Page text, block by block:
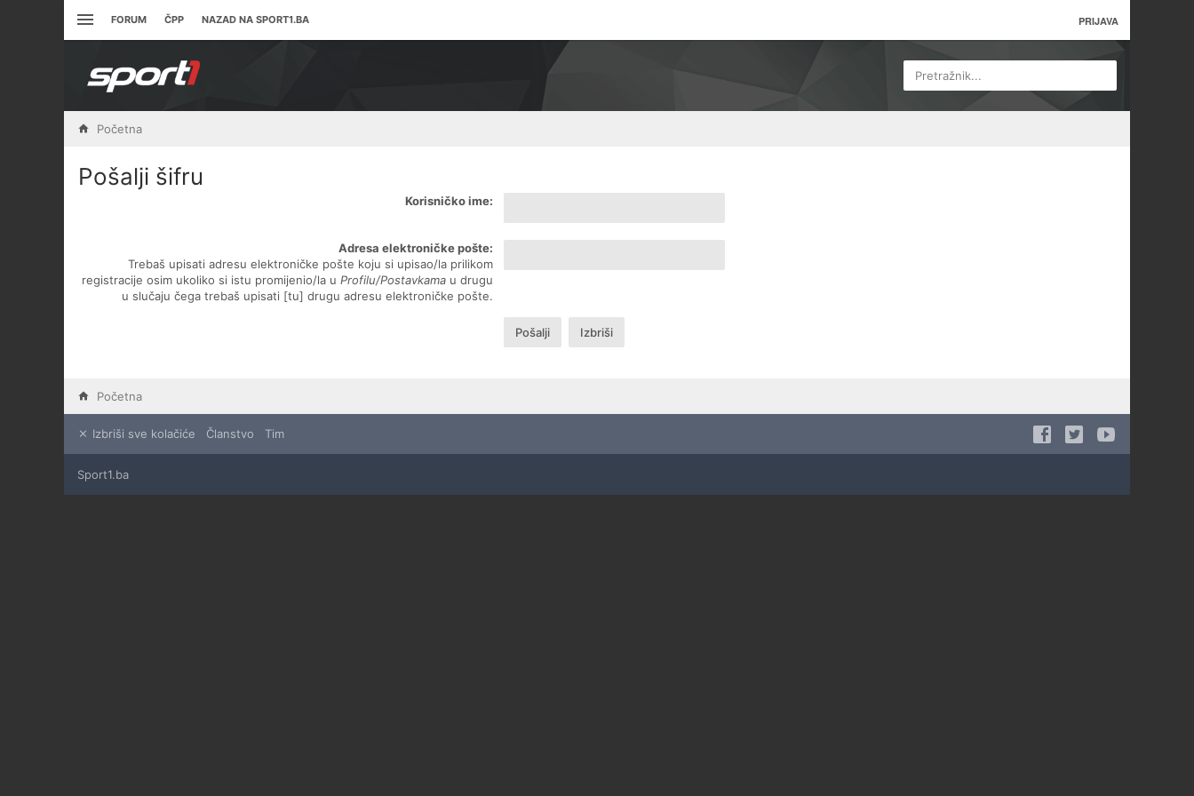
FORUM ČPP NAZAD NA SPORT1.BA PRIJAVA
Pretražnik...
Početna
Pošalji šifru
Korisničko ime:
Adresa elektroničke pošte:
Trebaš upisati adresu elektroničke pošte koju si upisao/la prilikom
registracije osim ukoliko si istu promijenio/la uProfilu/Postavkama u drugu
u slučaju čega trebaš upisati [tu] drugu adresu elektroničke pošte.
Početna
Izbriši sve kolačiće Članstvo Tim
Sport1.ba